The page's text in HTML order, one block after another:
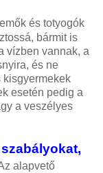
és totyogók
bármit is
vízben vannak, a
és ne
kisgyermekek
esetén pedig a
a veszélyes
alapvető